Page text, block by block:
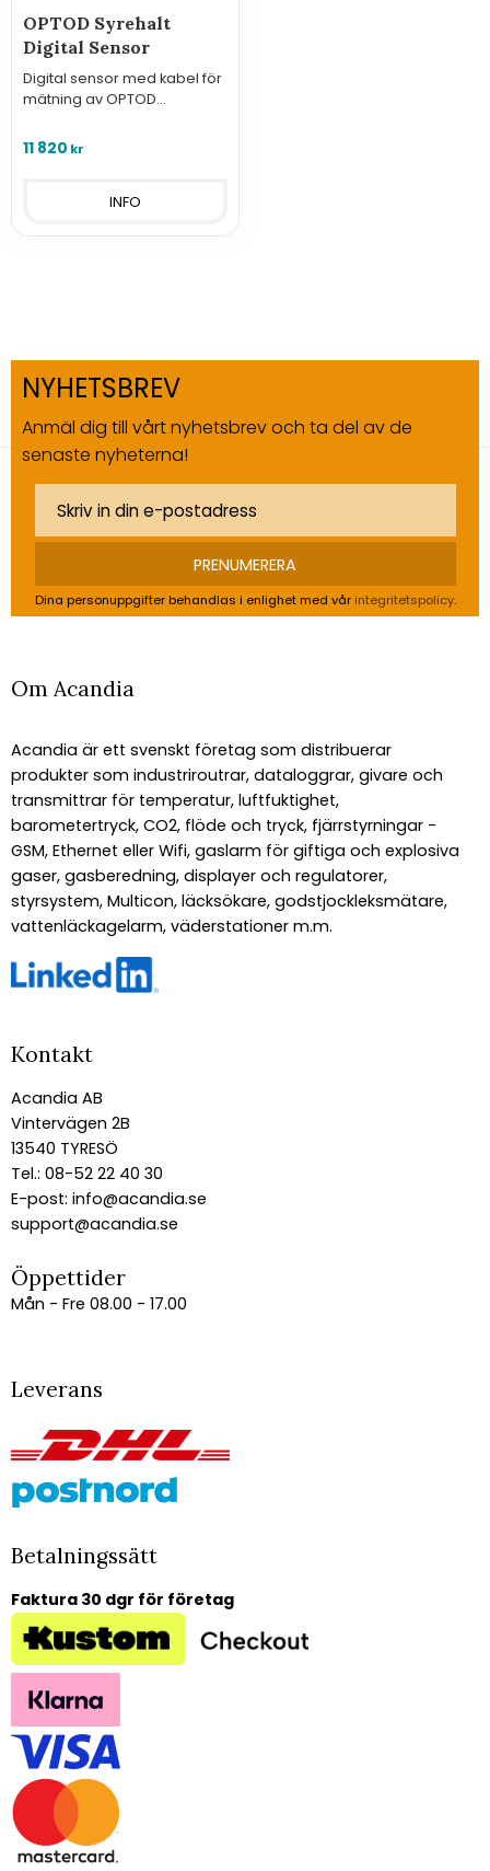
OPTOD Syrehalt
Digital Sensor
Digital sensor med kabel för
mätning av OPTOD
11 820 kr
INFO
NYHETSBREV
Anmäl dig till vårt nyhetsbrev och ta del av de
senaste nyheterna!
PRENUMERERA
Dina personuppgifter behandlas i enlighet med vår integritetspolicy.
Om Acandia
Acandia är ett svenskt företag som distribuerar
produkter som industriroutrar, dataloggrar, givare och
transmittrar för temperatur, luftfuktighet,
barometertryck, CO2, flöde och tryck, fjärrstyrningar -
GSM, Ethernet eller Wifi, gaslarm för giftiga och explosiva
gaser, gasberedning, displayer och regulatorer,
styrsystem, Multicon, läcksökare, godstjockleksmätare,
vattenläckagelarm, väderstationer m.m.
Kontakt
Acandia AB
Vintervägen 2B
13540 TYRESÖ
Tel.: 08-52 22 40 30
E-post: info@acandia.se
support@acandia.se
Öppettider
Mån - Fre 08.00 - 17.00
Leverans
Betalningssätt
Faktura 30 dgr för företag